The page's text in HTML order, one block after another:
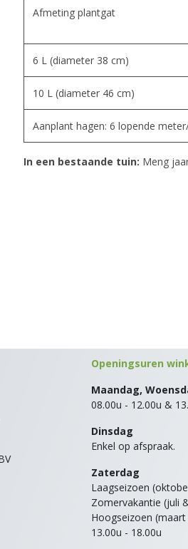
Afmeting plantgat
6 L (diameter 38 cm)
10 L (diameter 46 cm)
Aanplant hagen: 6 lopende
In een bestaande tuin: Meng
Openingsuren
Maandag,
08.00u - 12.00u &
Dinsdag
Enkel op afspraak.
Zaterdag
Laagseizoen
Zomervakantie (juli
Hoogseizoen
13.00u - 18.00u